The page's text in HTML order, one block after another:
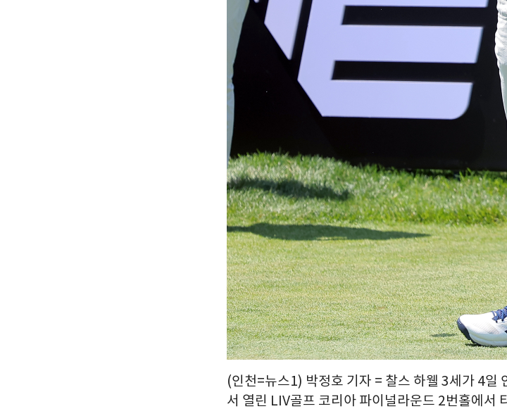
(인천=뉴스1) 박정호 기자 = 찰스 하웰 3세가 4일
서 열린 LIV골프 코리아 파이널라운드 2번홀에